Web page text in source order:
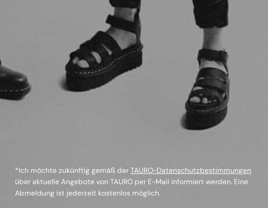
*Ich möchte zukünftig gemäß derTAURO-Datenschutzbestimmungen
über aktuelle Angebote von TAURO per E-Mail informiert werden. Eine
Abmeldung ist jederzeit kostenlos möglich.